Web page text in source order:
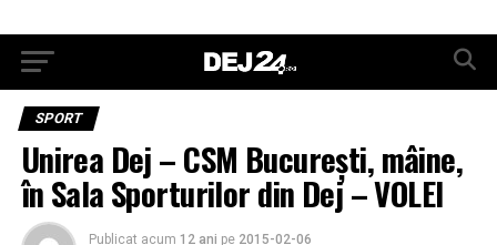
SPORT
Unirea Dej – CSM București, mâine,
în Sala Sporturilor din Dej – VOLEI
Publicat acum 12 ani pe 2015-02-06